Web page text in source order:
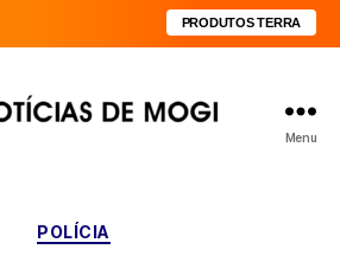
PRODUTOS TERRA
Menu
Categorias
POLÍCIA